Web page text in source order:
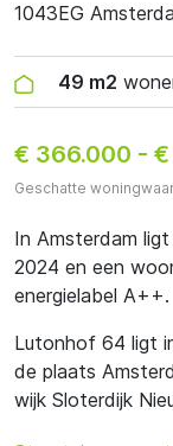
1043EG
49 m2
€ 366.000 -
Geschatte
In Amsterdam
2024 en een
energielabel A++.
Lutonhof 64 ligt
de plaats
wijk Sloterdijk